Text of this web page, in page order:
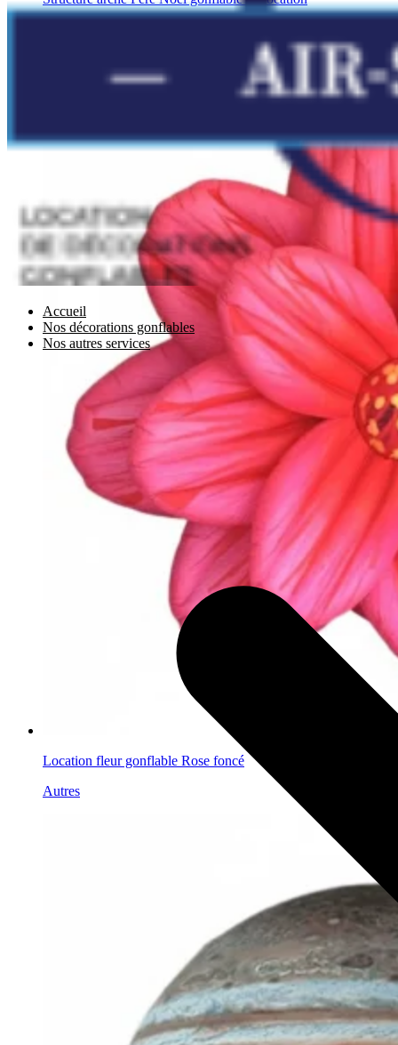
Location fleur gonflable Rose foncé
Autres
Accueil
Nos décorations gonflables
Nos autres services